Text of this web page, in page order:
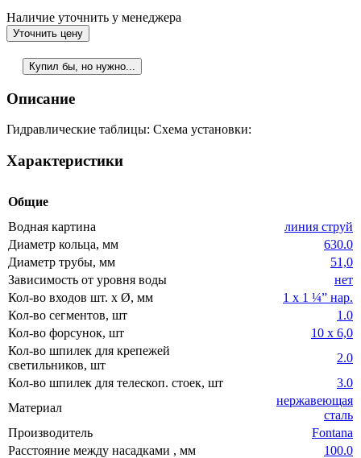
Наличие уточнить у менеджера
Уточнить цену
Купил бы, но нужно...
Описание
Гидравлические таблицы: Схема установки:
Характеристики
Общие
Водная картина
линия струй
Диаметр кольца, мм
630.0
Диаметр трубы, мм
51,0
Зависимость от уровня воды
нет
Кол-во входов шт. x Ø, мм
1 х 1 ¼” нар.
Кол-во сегментов, шт
1.0
Кол-во форсунок, шт
10 х 6,0
Кол-во шпилек для крепежей
светильников, шт
2.0
Кол-во шпилек для телескоп. стоек, шт
3.0
Материал
нержавеющая
сталь
Производитель
Fontana
Расстояние между насадками , мм
100.0